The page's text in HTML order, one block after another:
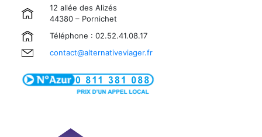
12 allée des Alizés
44380 – Pornichet
Téléphone : 02.52.41.08.17
contact@alternativeviager.fr